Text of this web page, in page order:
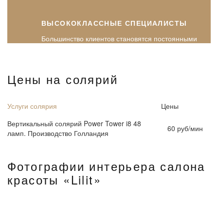
ВЫСОКОКЛАССНЫЕ СПЕЦИАЛИСТЫ
Большинство клиентов становятся постоянными
Цены на солярий
Услуги солярия
Цены
Вертикальный солярий Power Tower i8 48
ламп. Производство Голландия
60 руб/мин
Фотографии интерьера салона
красоты «Lilit»